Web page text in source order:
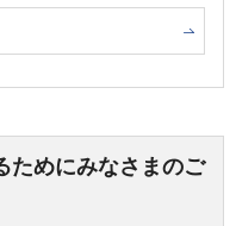
ためにみなさまのご